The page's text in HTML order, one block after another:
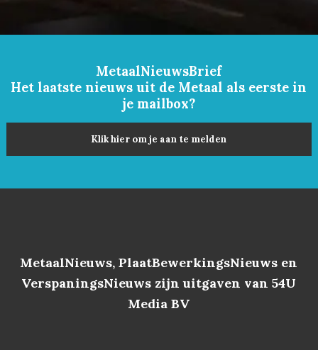
MetaalNieuwsBrief
Het laatste nieuws uit de Metaal als eerste in
je mailbox?
Klik hier om je aan te melden
MetaalNieuws, PlaatBewerkingsNieuws en
VerspaningsNieuws zijn uitgaven van 54U
Media BV